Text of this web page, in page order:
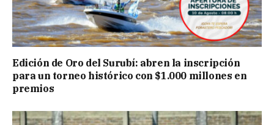
Edición de Oro del Surubí: abren la inscripción
para un torneo histórico con $1.000 millones en
premios